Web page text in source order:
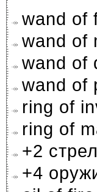
wand of
wand of
wand of
wand of
ring of
ring of
+2
+4